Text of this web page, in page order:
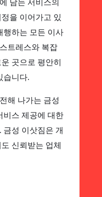
을 이어가고 있
행하는 모든 이사
트레스와 복잡
곳으로 평안히
습니다.
해 나가는 금성
비스 제공에 대한
성 이삿짐은 개
신뢰받는 업체